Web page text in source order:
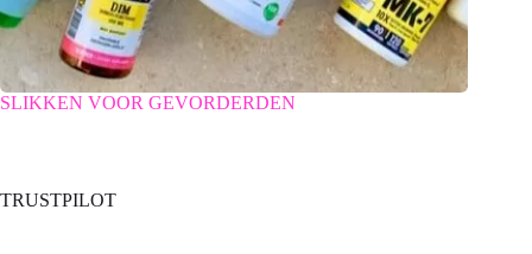
SLIKKEN VOOR GEVORDERDEN
TRUSTPILOT